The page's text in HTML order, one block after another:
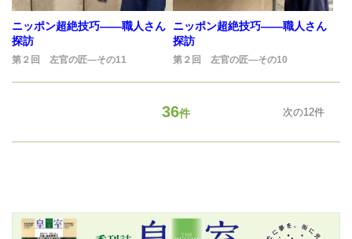
ニッポン超絶技巧――職人さん
探訪
第２回 左官の匠―その11
ニッポン超絶技巧――職人さん
探訪
第２回 左官の匠―その10
36件 次の12件